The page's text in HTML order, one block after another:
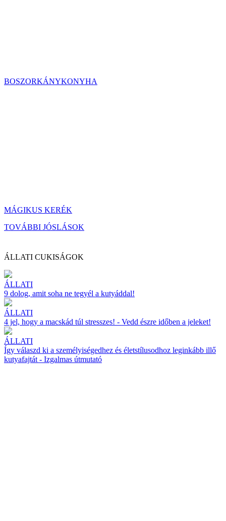
BOSZORKÁNYKONYHA
MÁGIKUS KERÉK
TOVÁBBI JÓSLÁSOK
ÁLLATI CUKISÁGOK
ÁLLATI
9 dolog, amit soha ne tegyél a kutyáddal!
ÁLLATI
4 jel, hogy a macskád túl stresszes! - Vedd észre időben a jeleket!
ÁLLATI
Így válaszd ki a személyiségedhez és életstílusodhoz leginkább illő
kutyafajtát - Izgalmas útmutató